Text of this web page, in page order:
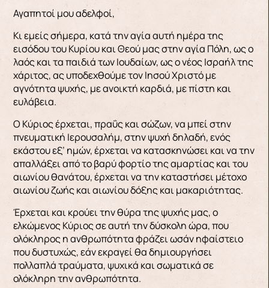
Αγαπητοί μου αδελφοί,
Κι εμείς σήμερα, κατά την αγία αυτή ημέρα της
εισόδου του Κυρίου και Θεού μας στην αγία Πόλη, ως ο
λαός και τα παιδιά των Ιουδαίων, ως ο νέος Ισραήλ της
χάριτος, ας υποδεχθούμε τον Ιησού Χριστό με
αγνότητα ψυχής, με ανοικτή καρδιά, με πίστη και
ευλάβεια.
Ο Κύριος έρχεται, πραΰς και σώζων, να μπεί στην
πνευματική Ιερουσαλήμ, στην ψυχή δηλαδή, ενός
εκάστου εξ’ ημών, έρχεται να κατασκηνώσει και να την
απαλλάξει από το βαρύ φορτίο της αμαρτίας και του
αιωνίου θανάτου, έρχεται να την καταστήσει μέτοχο
αιωνίου ζωής και αιωνίου δόξης και μακαριότητας.
Έρχεται και κρούει την θύρα της ψυχής μας, ο
ελκώμενος Κύριος σε αυτή την δύσκολη ώρα, που
ολόκληρος η ανθρωπότητα φράζει ωσάν ηφαίστειο
που δυστυχώς, εάν εκραγεί θα δημιουργήσει
πολλαπλά τραύματα, ψυχικά και σωματικά σε
ολόκληρη την ανθρωπότητα.